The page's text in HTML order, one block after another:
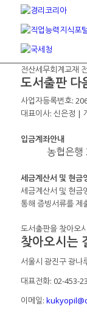
전산세무회계교재
도서출판 다
사업자등록번호:
대표이사: 신은정 |
입금계좌안내
농협은
세금계산서 및 현금
세금계산서 및 현금
통해 증빙서류를 제
도서출판을 찾아오
찾아오시는
서울시 광진구 광나
대표전화: 02-453-
이메일: